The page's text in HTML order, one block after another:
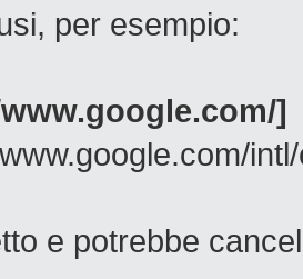
per esempio:
]
e potrebbe